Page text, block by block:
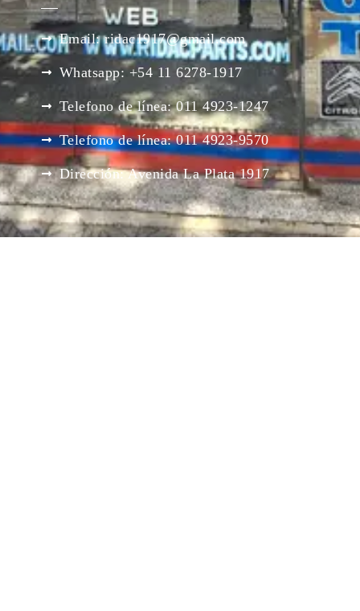
Email: ridac1917@gmail.com
Whatsapp: +54 11 6278-1917
Telefono de línea: 011 4923-1247
Telefono de línea: 011 4923-9570
Dirección: Avenida La Plata 1917